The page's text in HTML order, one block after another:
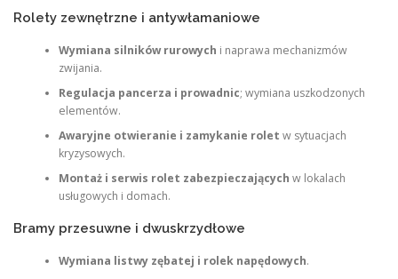
Rolety zewnętrzne i antywłamaniowe
Wymiana silników rurowych i naprawa mechanizmów
zwijania.
Regulacja pancerza i prowadnic; wymiana uszkodzonych
elementów.
Awaryjne otwieranie i zamykanie rolet w sytuacjach
kryzysowych.
Montaż i serwis rolet zabezpieczających w lokalach
usługowych i domach.
Bramy przesuwne i dwuskrzydłowe
Wymiana listwy zębatej i rolek napędowych.